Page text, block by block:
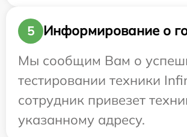
5
Информирование о
Мы сообщим Вам о
тестировании техники
сотрудник привезет
указанному адресу.